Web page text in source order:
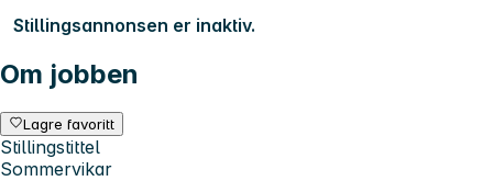
Stillingsannonsen er inaktiv.
Om jobben
Lagre favoritt
Stillingstittel
Sommervikar